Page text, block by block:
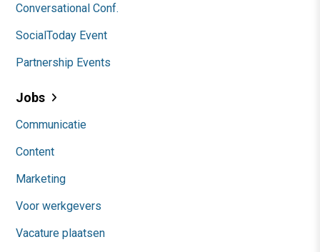
Conversational Conf.
SocialToday Event
Partnership Events
Jobs
Communicatie
Content
Marketing
Voor werkgevers
Vacature plaatsen